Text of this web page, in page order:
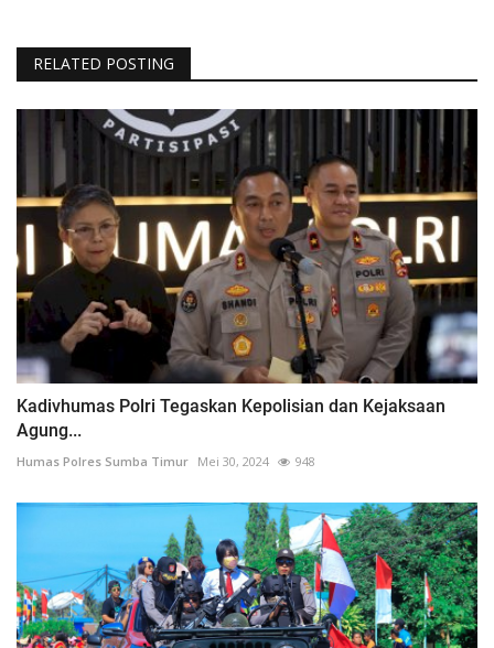
RELATED POSTING
Kadivhumas Polri Tegaskan Kepolisian dan Kejaksaan
Agung...
Humas Polres Sumba Timur Mei 30, 2024 948